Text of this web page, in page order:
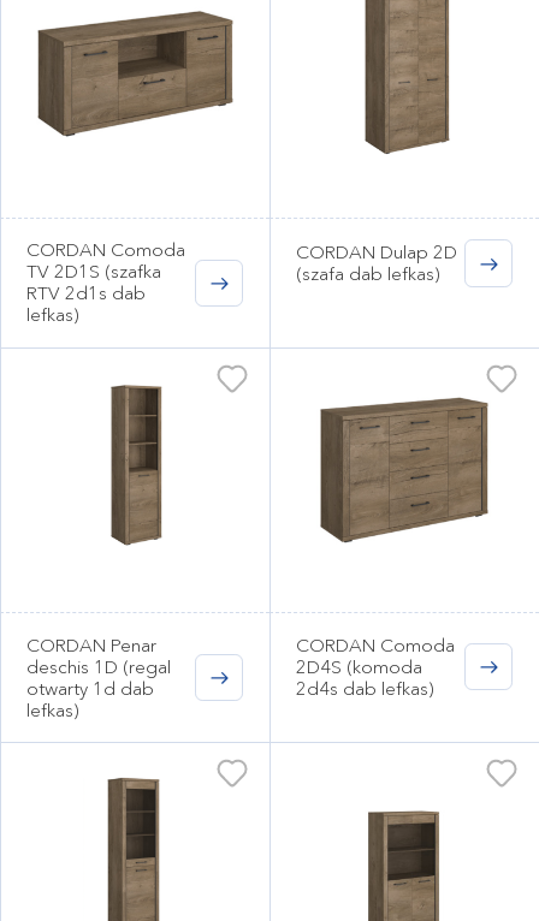
CORDAN Comoda
TV 2D1S (szafka
RTV 2d1s dab
lefkas)
CORDAN Dulap 2D
(szafa dab lefkas)
CORDAN Penar
deschis 1D (regal
otwarty 1d dab
lefkas)
CORDAN Comoda
2D4S (komoda
2d4s dab lefkas)